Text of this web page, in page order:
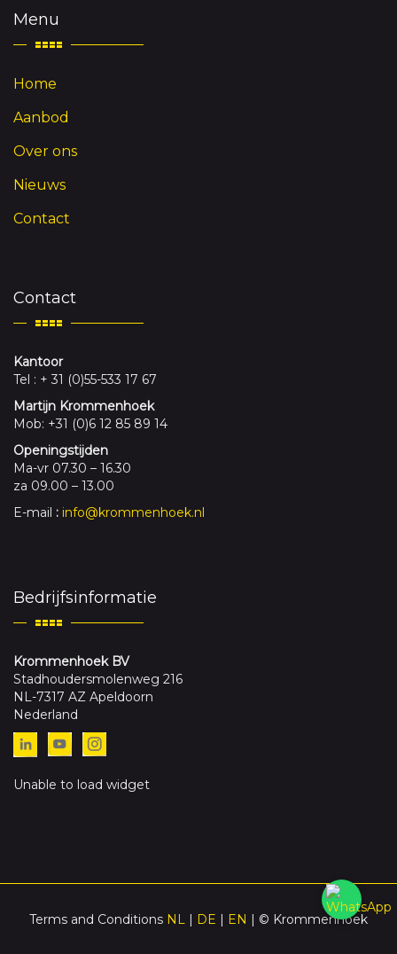
Menu
Home
Aanbod
Over ons
Nieuws
Contact
Contact
Kantoor
Tel : + 31 (0)55-533 17 67
Martijn Krommenhoek
Mob: +31 (0)6 12 85 89 14
Openingstijden
Ma-vr 07.30 – 16.30
za 09.00 – 13.00
E-mail : info@krommenhoek.nl
Bedrijfsinformatie
Krommenhoek BV
Stadhoudersmolenweg 216
NL-7317 AZ Apeldoorn
Nederland
Unable to load widget
Terms and Conditions NL | DE | EN | © Krommenhoek